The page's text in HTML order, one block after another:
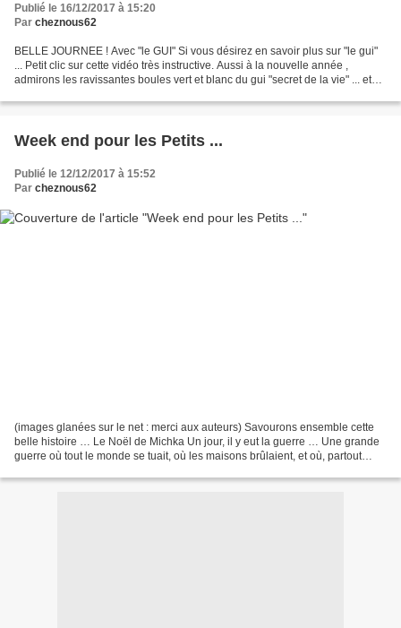
Publié le 16/12/2017 à 15:20
Par cheznous62
BELLE JOURNEE ! Avec "le GUI" Si vous désirez en savoir plus sur "le gui"
... Petit clic sur cette vidéo très instructive. Aussi à la nouvelle année ,
admirons les ravissantes boules vert et blanc du gui "secret de la vie" ... et
Week end pour les Petits ...
Publié le 12/12/2017 à 15:52
Par cheznous62
(images glanées sur le net : merci aux auteurs) Savourons ensemble cette
belle histoire … Le Noël de Michka Un jour, il y eut la guerre … Une grande
guerre où tout le monde se tuait, où les maisons brûlaient, et où, partout